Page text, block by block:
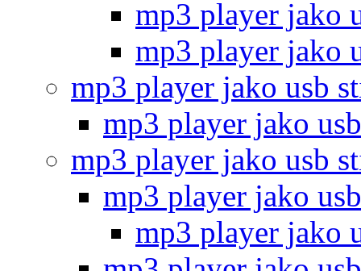
mp3 player jako
mp3 player jako
mp3 player jako usb
mp3 player jako
mp3 player jako usb
mp3 player jako
mp3 player jako